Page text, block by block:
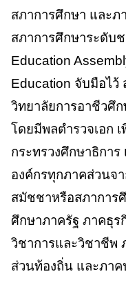
สภาการศึกษา และ
สภาการศึกษาระดับ
Education
Education จับมือไว้
วิทยาลัยการอาชีวศึ
โดยมีพลตำรวจเอก
กระทรวงศึกษาธิกา
องค์กรทุกภาคส่วนจ
สมัชชาหรือสภาการ
ศึกษาภาครัฐ ภาคธุ
วิชาการและวิชาชีพ
ส่วนท้องถิ่น และภา